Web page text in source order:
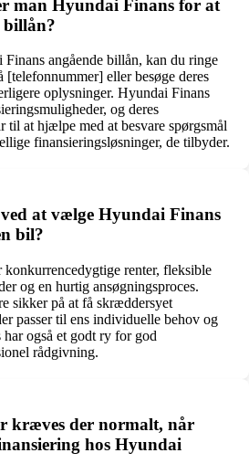
man Hyundai Finans for at
angående billån, kan du ringe
[telefonnummer] eller besøge deres
oplysninger. Hyundai Finans
og deres
til at hjælpe med at besvare spørgsmål
finansieringsløsninger, de tilbyder.
at vælge Hyundai Finans
bil?
renter, fleksible
og en hurtig ansøgningsproces.
sikker på at få skræddersyet
passer til ens individuelle behov og
også et godt ry for god
rådgivning.
kræves der normalt, når
hos Hyundai